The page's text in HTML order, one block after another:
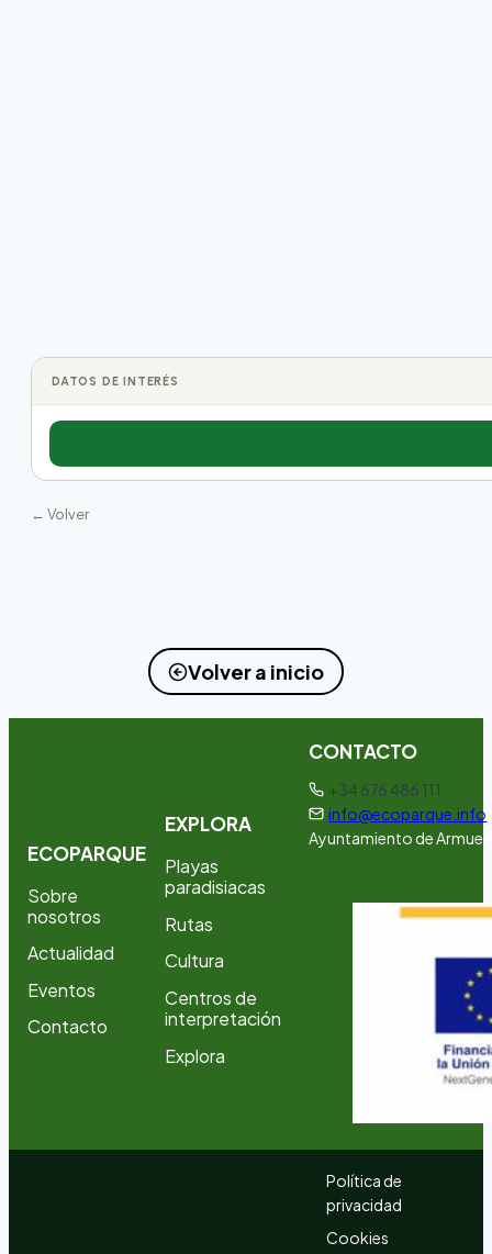
DATOS DE INTERÉS
← Volver
Volver a inicio
ECOPARQUE
Sobre
nosotros
Actualidad
Eventos
Contacto
EXPLORA
Playas
paradisiacas
Rutas
Cultura
Centros de
interpretación
Explora
CONTACTO
+34 676 486 111
info@ecoparque.info
Ayuntamiento de
Política de
privacidad
Cookies